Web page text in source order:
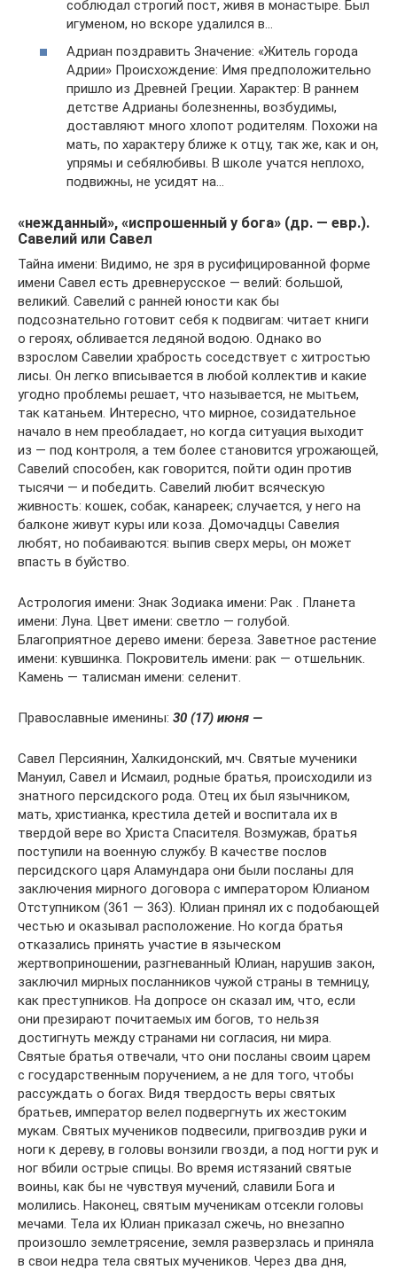
соблюдал строгий пост, живя в монастыре. Был
игуменом, но вскоре удалился в…
Адриан поздравить Значение: «Житель города
Адрии» Происхождение: Имя предположительно
пришло из Древней Греции. Характер: В раннем
детстве Адрианы болезненны, возбудимы,
доставляют много хлопот родителям. Похожи на
мать, по характеру ближе к отцу, так же, как и он,
упрямы и себялюбивы. В школе учатся неплохо,
подвижны, не усидят на…
«нежданный», «испрошенный у бога» (др. — евр.).
Савелий или Савел
Тайна имени: Видимо, не зря в русифицированной форме
имени Савел есть древнерусское — велий: большой,
великий. Савелий с ранней юности как бы
подсознательно готовит себя к подвигам: читает книги
о героях, обливается ледяной водою. Однако во
взрослом Савелии храбрость соседствует с хитростью
лисы. Он легко вписывается в любой коллектив и какие
угодно проблемы решает, что называется, не мытьем,
так катаньем. Интересно, что мирное, созидательное
начало в нем преобладает, но когда ситуация выходит
из — под контроля, а тем более становится угрожающей,
Савелий способен, как говорится, пойти один против
тысячи — и победить. Савелий любит всяческую
живность: кошек, собак, канареек; случается, у него на
балконе живут куры или коза. Домочадцы Савелия
любят, но побаиваются: выпив сверх меры, он может
впасть в буйство.
Астрология имени: Знак Зодиака имени: Рак . Планета
имени: Луна. Цвет имени: светло — голубой.
Благоприятное дерево имени: береза. Заветное растение
имени: кувшинка. Покровитель имени: рак — отшельник.
Камень — талисман имени: селенит.
Православные именины: 30 (17) июня —
Савел Персиянин, Халкидонский, мч. Святые мученики
Мануил, Савел и Исмаил, родные братья, происходили из
знатного персидского рода. Отец их был язычником,
мать, христианка, крестила детей и воспитала их в
твердой вере во Христа Спасителя. Возмужав, братья
поступили на военную службу. В качестве послов
персидского царя Аламундара они были посланы для
заключения мирного договора с императором Юлианом
Отступником (361 — 363). Юлиан принял их с подобающей
честью и оказывал расположение. Но когда братья
отказались принять участие в языческом
жертвоприношении, разгневанный Юлиан, нарушив закон,
заключил мирных посланников чужой страны в темницу,
как преступников. На допросе он сказал им, что, если
они презирают почитаемых им богов, то нельзя
достигнуть между странами ни согласия, ни мира.
Святые братья отвечали, что они посланы своим царем
с государственным поручением, а не для того, чтобы
рассуждать о богах. Видя твердость веры святых
братьев, император велел подвергнуть их жестоким
мукам. Святых мучеников подвесили, пригвоздив руки и
ноги к дереву, в головы вонзили гвозди, а под ногти рук и
ног вбили острые спицы. Во время истязаний святые
воины, как бы не чувствуя мучений, славили Бога и
молились. Наконец, святым мученикам отсекли головы
мечами. Тела их Юлиан приказал сжечь, но внезапно
произошло землетрясение, земля разверзлась и приняла
в свои недра тела святых мучеников. Через два дня,